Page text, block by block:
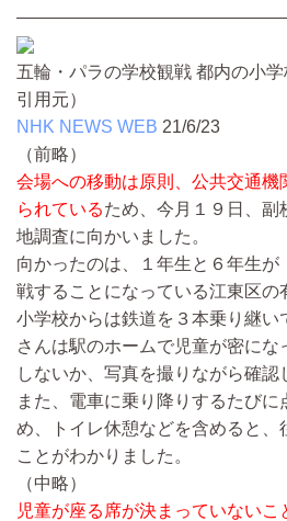
五輪・パラの学校観戦 都内の小
引用元）
NHK NEWS WEB 21/6/23
（前略）
会場への移動は原則、公共交通機
られているため、今月１９日、副
地調査に向かいました。
向かったのは、１年生と６年生が
戦することになっている江東区の
小学校からは鉄道を３本乗り継い
さんは駅のホームで児童が密にな
しないか、写真を撮りながら確認
また、電車に乗り降りするたびに
め、トイレ休憩などを含めると、
ことがわかりました。
（中略）
児童が座る席が決まっていない